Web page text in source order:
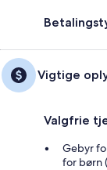
Vigtige
Valgfrie
Gebyr
for børn